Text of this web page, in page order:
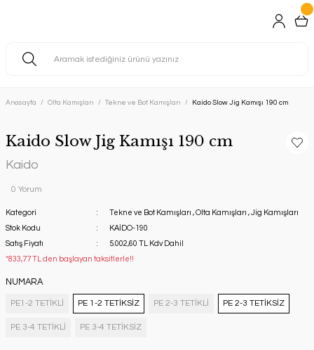
Anasayfa Olta Kamışları Tekne ve Bot Kamışları Kaido Slow Jig Kamışı 190 cm
Kaido Slow Jig Kamışı 190 cm
Kaido
0 Yorum
Kategori Tekne ve Bot Kamışları ,Olta Kamışları ,Jig Kamışları
Stok Kodu
KAİDO-190
Satış Fiyatı
5.002,60 TL Kdv Dahil
*833,77 TL den başlayan taksitlerle!!
NUMARA
PE1-2 TETİKLİ PE 1-2 TETİKSİZ PE 2-3 TETİKLİ PE 2-3 TETİKSİZ
PE 3-4 TETİKLİ PE 3-4 TETİKSİZ